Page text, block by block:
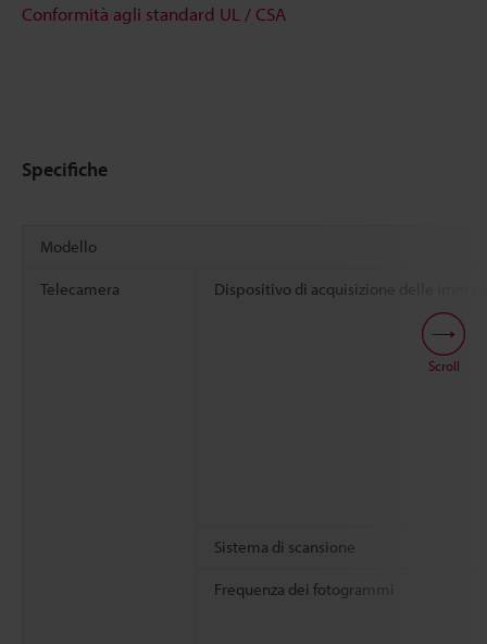
Conformità agli standard UL / CSA
Specifiche
Modello
Telecamera Dispositivo di acquisizione delle
Sistema di scansione
Frequenza dei fotogrammi
Scroll